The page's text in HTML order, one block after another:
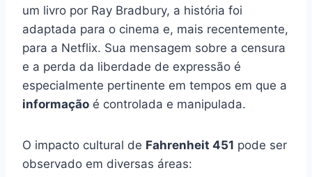
um livro por Ray Bradbury, a história foi
adaptada para o cinema e, mais recentemente,
para a Netflix. Sua mensagem sobre a censura
e a perda da liberdade de expressão é
especialmente pertinente em tempos em que a
informação é controlada e manipulada.
O impacto cultural de Fahrenheit 451 pode ser
observado em diversas áreas: